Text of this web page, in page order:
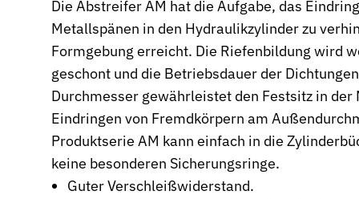
Wehrtechnik & Rüstung
Zuverlässige Dichtungen für sicherheitskritische Systeme
Stangendichtungen
Dichtungen für höchste Ansprüche in Hydraulik und Pneumatik
Kolbendichtungen
Sichere Abdichtung von Kolbenbewegungen in Hydraulik- und
O-Ringe
Die Abstreifer AM hat die Aufgabe, das
Metallspänen in den Hydraulikzylinder zu
Formgebung erreicht. Die Riefenbildung wird
geschont und die Betriebsdauer der
Durchmesser gewährleistet den Festsitz in
Eindringen von Fremdkörpern am
Produktserie AM kann einfach in die
keine besonderen Sicherungsringe.
Guter Verschleißwiderstand.